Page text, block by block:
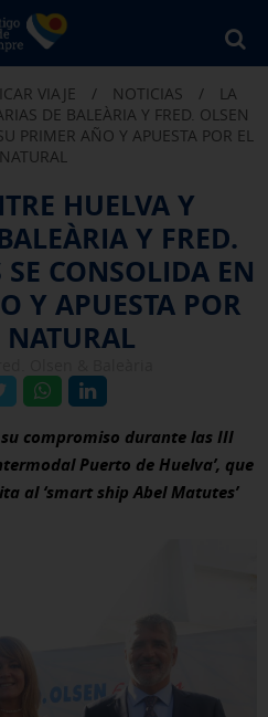
VIAJE / NOTICIAS /
LA
DE BALEÀRIA Y FRED. OLSEN
PRIMER AÑO Y APUESTA POR EL
HUELVA Y
Y FRED.
SE CONSOLIDA EN
Y APUESTA POR
NATURAL
compromiso durante las III
Puerto de Huelva’, que
al ‘smart ship Abel Matutes’